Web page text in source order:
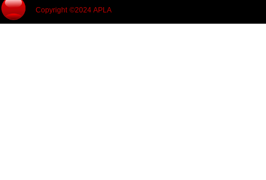
Copyright ©2024 APLA